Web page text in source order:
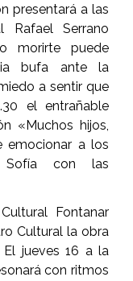
presentará a las
Rafael Serrano
morirte puede
bufa ante la
a sentir que
el entrañable
«Muchos hijos,
emocionar a los
Sofía con las
Fontanar
Cultural la obra
jueves 16 a la
con ritmos